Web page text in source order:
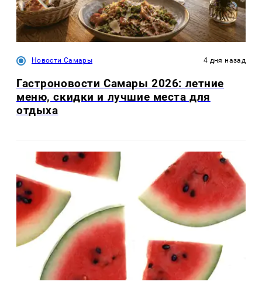
Новости Самары 4 дня назад
Гастроновости Самары 2026: летние
меню, скидки и лучшие места для
отдыха